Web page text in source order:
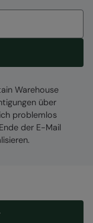
Warehouse
über
problemlos
der E-Mail